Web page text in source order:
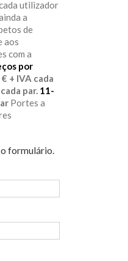
utilizador
a
de
aos
com a
por
€ + IVA cada
par. 11-
Portes a
formulário.